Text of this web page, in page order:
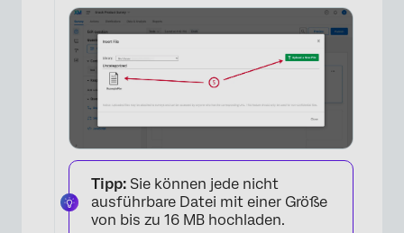
×
Tipp: Sie können jede nicht
ausführbare Datei mit einer Größe
von bis zu 16 MB hochladen.